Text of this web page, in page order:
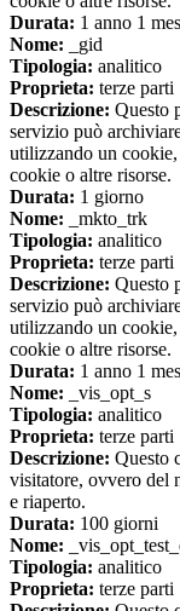
Durata: 1 anno 1
Nome: _gid
Tipologia: analitico
Proprieta: terze parti
Descrizione: Questo
servizio può
utilizzando un
cookie o altre risorse.
Durata: 1 giorno
Nome: _mkto_trk
Tipologia: analitico
Proprieta: terze parti
Descrizione: Questo
servizio può
utilizzando un
cookie o altre risorse.
Durata: 1 anno 1
Nome: _vis_opt_s
Tipologia: analitico
Proprieta: terze parti
Descrizione: Questo
visitatore, ovvero del
e riaperto.
Durata: 100 giorni
Nome:
Tipologia: analitico
Proprieta: terze parti